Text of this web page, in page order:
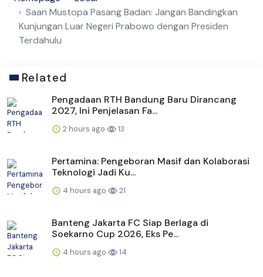
Saan Mustopa Pasang Badan: Jangan Bandingkan
Kunjungan Luar Negeri Prabowo dengan Presiden
Terdahulu
Related
Pengadaan RTH Bandung Baru Dirancang
2027, Ini Penjelasan Fa...
2 hours ago 13
Pertamina: Pengeboran Masif dan Kolaborasi
Teknologi Jadi Ku...
4 hours ago 21
Banteng Jakarta FC Siap Berlaga di
Soekarno Cup 2026, Eks Pe...
4 hours ago 14